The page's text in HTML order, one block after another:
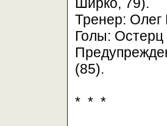
Тренер: Олег
Голы: Остерц
(85).
* * *